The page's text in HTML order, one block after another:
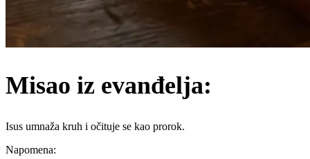
Misao iz evanđelja:
Isus umnaža kruh i očituje se kao prorok.
Napomena: